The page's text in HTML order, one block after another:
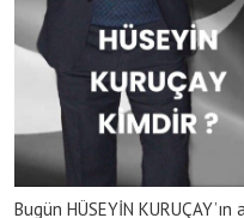
Bugün HÜSEYİN